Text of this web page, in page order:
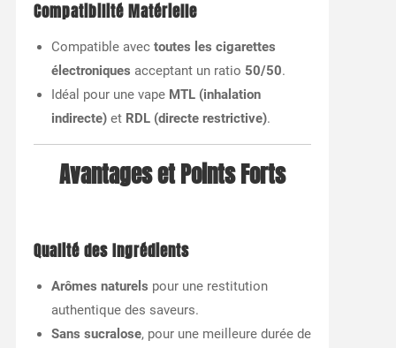
Compatibilité Matérielle
Compatible avec toutes les cigarettes
électroniques acceptant un ratio 50/50.
Idéal pour une vape MTL (inhalation
indirecte)et RDL (directe restrictive).
Avantages et Points Forts
Qualité des Ingrédients
Arômes naturels pour une restitution
authentique des saveurs.
Sans sucralose, pour une meilleure durée de